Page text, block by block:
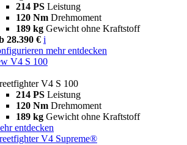
214 PS Leistung
120 Nm Drehmoment
189 kg Gewicht ohne Kraftstoff
28.390 € i
mehr entdecken
V4 S 100
V4 S 100
214 PS Leistung
120 Nm Drehmoment
189 kg Gewicht ohne Kraftstoff
entdecken
V4 Supreme®